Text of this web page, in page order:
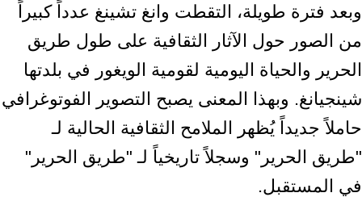
وبعد فترة طويلة، التقطت وانغ تشينغ عدداً كبيراً
من الصور ‏حول الآثار الثقافية على طول طريق
الحرير والحياة اليومية لقومية الويغور في بلدتها
‏شينجيانغ. وبهذا المعنى يصبح التصوير الفوتوغرافي
حاملاً جديداً يُظهر الملامح الثقافية ‏الحالية لـ
"طريق الحرير" وسجلاً تاريخياً لـ "طريق الحرير"
في المستقبل.‏ ‎